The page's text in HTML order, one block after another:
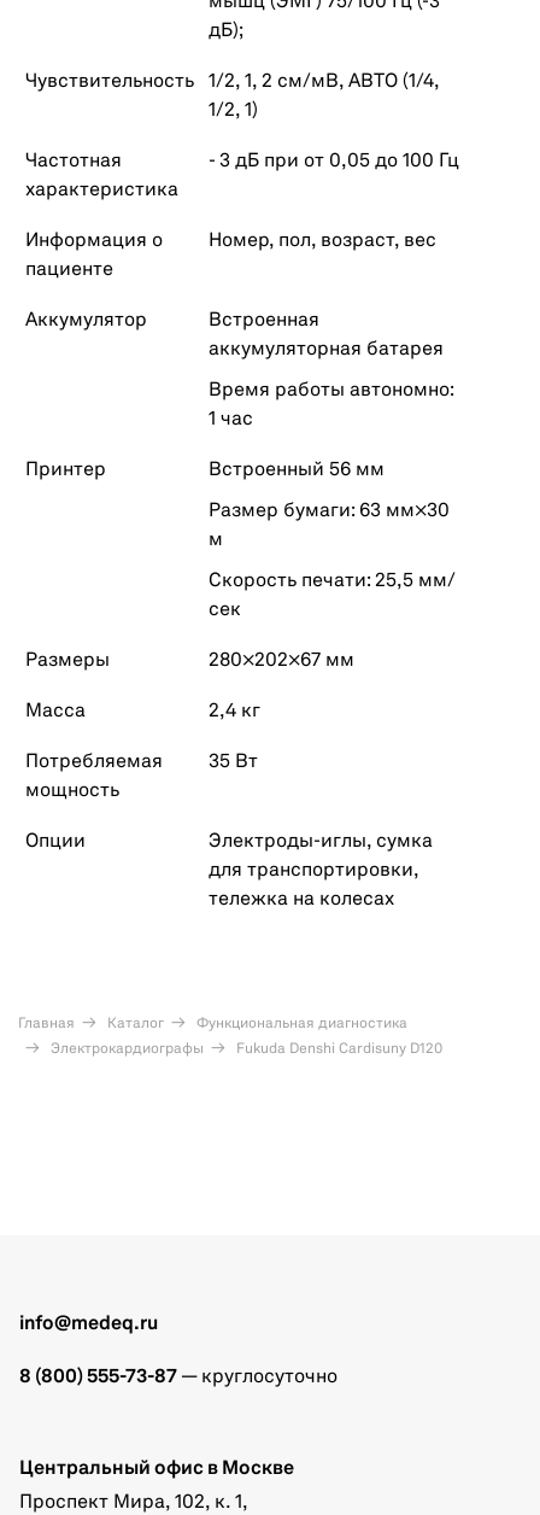
дБ);
Чувствительность
1/2, 1, 2 см/мВ, АВТО (1/4,
1/2, 1)
Частотная
характеристика
- 3 дБ при от 0,05 до 100 Гц
Информация о
пациенте
Номер, пол, возраст, вес
Аккумулятор
Встроенная
аккумуляторная батарея
Время работы автономно:
1 час
Принтер Встроенный 56 мм
Размер бумаги: 63 мм×30
м
Скорость печати: 25,5 мм/
сек
Размеры 280×202×67 мм
Масса 2,4 кг
Потребляемая
мощность
35 Вт
Опции
Электроды-иглы, сумка
для транспортировки,
тележка на колесах
Главная Каталог
Функциональная диагностика
Электрокардиографы
Fukuda Denshi Cardisuny D120
info@medeq.ru
8 (800) 555-73-87 — круглосуточно
Центральный офис в Москве
Проспект Мира, 102, к. 1,